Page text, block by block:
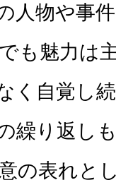
人物や事
も魅力は
く自覚し
繰り返し
の表れと